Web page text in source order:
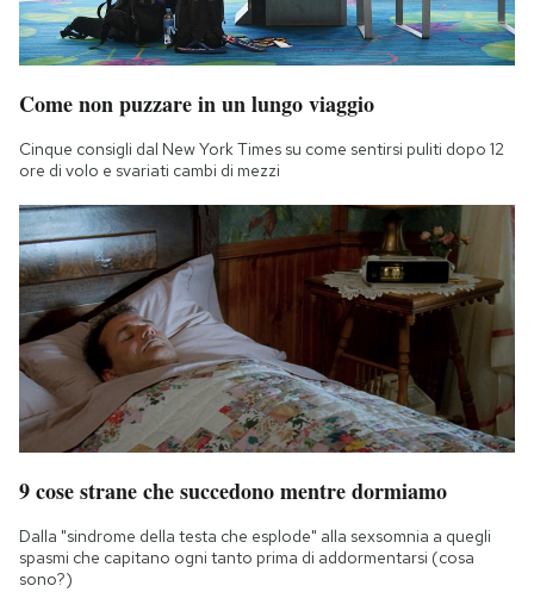
Come non puzzare in un lungo viaggio
Cinque consigli dal New York Times su come sentirsi puliti dopo 12
ore di volo e svariati cambi di mezzi
9 cose strane che succedono mentre dormiamo
Dalla "sindrome della testa che esplode" alla sexsomnia a quegli
spasmi che capitano ogni tanto prima di addormentarsi (cosa
sono?)